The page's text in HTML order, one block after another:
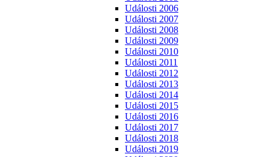
Události 2006
Události 2007
Události 2008
Události 2009
Události 2010
Události 2011
Události 2012
Události 2013
Události 2014
Události 2015
Události 2016
Události 2017
Události 2018
Události 2019